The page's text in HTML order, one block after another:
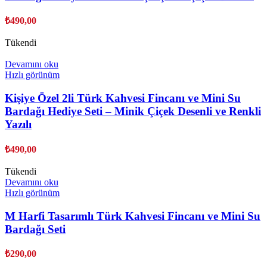
₺490,00
Tükendi
Devamını oku
Hızlı görünüm
Kişiye Özel 2li Türk Kahvesi Fincanı ve Mini Su
Bardağı Hediye Seti – Minik Çiçek Desenli ve Renkli
Yazılı
₺490,00
Tükendi
Devamını oku
Hızlı görünüm
M Harfi Tasarımlı Türk Kahvesi Fincanı ve Mini Su
Bardağı Seti
₺290,00